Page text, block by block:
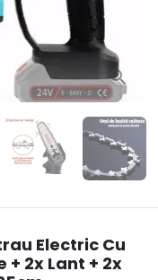
Electric Cu
2x Lant + 2x